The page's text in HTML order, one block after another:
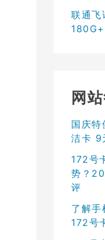
联通飞
网
国庆特
洁卡 9
172号
势？
评
了解手
172号